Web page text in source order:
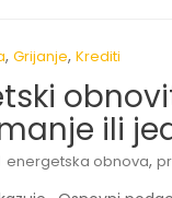
, Grijanje, Krediti
ili
energetska obnova,